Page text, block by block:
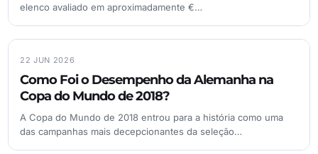
elenco avaliado em aproximadamente €…
22 JUN 2026
Como Foi o Desempenho da Alemanha na
Copa do Mundo de 2018?
A Copa do Mundo de 2018 entrou para a história como uma
das campanhas mais decepcionantes da seleção…